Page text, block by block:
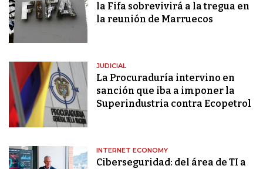
la Fifa sobrevivirá a la tregua en
la reunión de Marruecos
JUDICIAL
La Procuraduría intervino en
sanción que iba a imponer la
Superindustria contra Ecopetrol
INTERNET ECONOMY
Ciberseguridad: del área de TI a